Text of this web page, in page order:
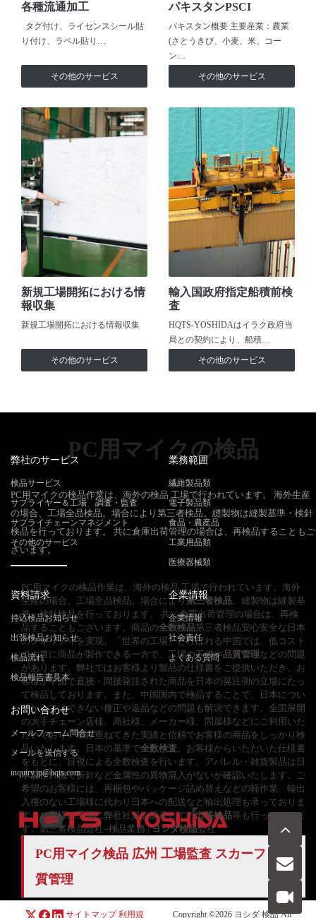
各種流通加工
タグ付け、ライセンスシール貼
り付け、ラベル貼り…
その他のサービス
パキスタンPSCI
パキスタン概要 主要産業：農業
(さとうきび、小麦、米、コー
ン…
その他のサービス
新規工場開拓における情
報収集
新規工場開拓における情報収集
その他のサービス
輸入国政府指定船積前検
査
HQTS-YOSHIDAはイラク政府当
局との契約により、船積…
その他のサービス
PC用マイクの検品
PC用マイクの検品作業は、海外の検品 工場で行われています。 海外生産
の場合、工場全品検品。場合により第三者検品。縫製物は縫製基準・検針
検品を行っております。 共に倉庫出荷管理の場合は、再検品することもご
ざいます。
PC用マイクの検品作業は、海外の検品 工場で行われています。海外
生産の場合、工場全品検品。場合により第三者検品 。縫製物は縫製基
準・検針検品を行っております。 共に倉庫出荷管理の場合は、再検
品することもございます。商品の全数検品第三者検品安心安全な日本
のクオリティを実現。「世界の工場」と呼ばれる中国では、低コスト
で大量に商品が製作できる一方で、工場の不備や品質管理などの問題
があります。弊社ではお客様より製品の仕様書をご提供いただき、お
客様が中国で直接・間接発注された商品を日本の発注側の立場にたっ
て検品しております。また、中国国内で検品することで、日本につい
てからではできない修正や返品などの問題も解決できます。全国展開
の大手チェーン店様、商社様、メーカー様、問屋様などにご利用いた
だいており、積み重ねてきた実績と信頼でお客様の商品をしっかり検
品いたします。日本の基準で全数検査 。お客様からいただいた仕様書
をもとに、目視による全数検査を行います。アパレル・雑貨製品は日
本製検針機で折針など金属性の異物混入がないか確認いたします。ご
希望のお客様には、再梱包やパッケージ詰め替えなどの軽作業、輸出
入権のない工場様に代わり日本への配送など輸出処理も承っておりま
す。お客様の工場に弊社社員を派遣しての出張検品等も行っておりま
す。第三者検品会社–検品業務 |ヨシダ検品会社
PC用マイク検品 広州 工場監査 スカーフ
質管理
弊社のサービス
検品サービス
サプライヤー＆工場 調査・監査
サプライチェーンマネジメント
その他のサービス
業務範囲
繊維製品類
電子製品類
食品・農産品
工業用品類
医療器械類
資料請求
持込検品お知らせ
出張検品お知らせ
検品流れ
検品報告書見本
企業情報
企業情報
社会責任
よくある質問
お問い合わせ
メールフォーム問合せ
メールを送信する
inquiry.jp@hqts.com
お電話でのお問い合わせ
050-5840-2657
サイトマップ 利用規 Copyright ©2026 ヨシダ 検品All